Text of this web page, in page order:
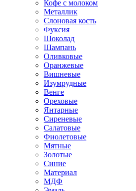
Кофе с молоком
Металлик
Слоновая кость
Фуксия
Шоколад
Шампань
Оливковые
Оранжевые
Вишневые
Изумрудные
Венге
Ореховые
Янтарные
Сиреневые
Салатовые
Фиолетовые
Мятные
Золотые
Синие
Материал
МДФ